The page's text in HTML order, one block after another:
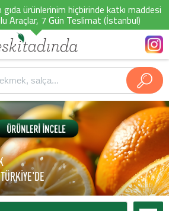
ürünlerinim hiçbirinde katkı maddesi
Araçlar, 7 Gün Teslimat (İstanbul)